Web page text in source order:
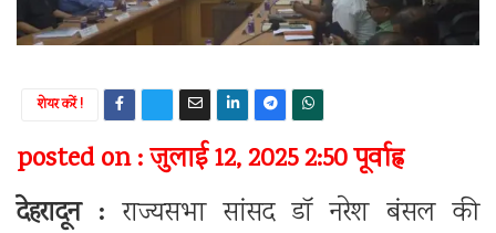
शेयर करें !
posted on : जुलाई 12, 2025 2:50 पूर्वाह्न
देहरादून :राज्यसभा सांसद डॉ नरेश बंसल की